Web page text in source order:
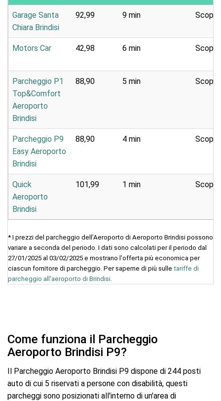
Garage Santa
Chiara Brindisi
92,99 9 min
Motors Car 42,98 6 min
Parcheggio P1
Top&Comfort
Aeroporto
Brindisi
88,90 5 min
Parcheggio P9
Easy Aeroporto
Brindisi
88,90 4 min
Quick
Aeroporto
Brindisi
101,99 1 min
* I prezzi del parcheggio dell’Aeroporto di Aeroporto Brindisi possono
variare a seconda del periodo. I dati sono calcolati per il periodo dal
27/01/2025 al 03/02/2025 e mostrano l'offerta più economica per
ciascun fornitore di parcheggio. Per saperne di più sulle tariffe di
parcheggio all'aeroporto di Brindisi.
Come funziona il Parcheggio
Aeroporto Brindisi P9?
Il Parcheggio Aeroporto Brindisi P9 dispone di 244 posti
auto di cui 5 riservati a persone con disabilità, questi
parcheggi sono posizionati all'interno di un'area di